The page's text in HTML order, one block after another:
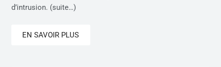
d’intrusion. (suite…)
EN SAVOIR PLUS